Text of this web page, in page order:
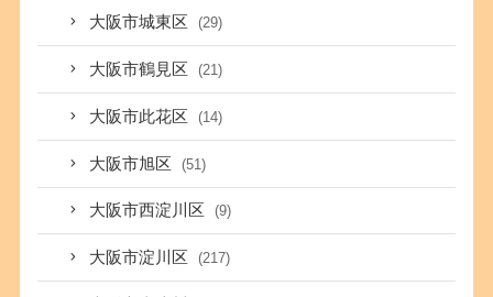
大阪市城東区 (29)
大阪市鶴見区 (21)
大阪市此花区 (14)
大阪市旭区 (51)
大阪市西淀川区 (9)
大阪市淀川区 (217)